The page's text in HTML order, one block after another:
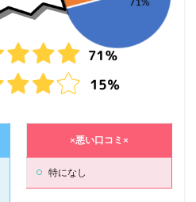
×悪い口コミ×
特になし